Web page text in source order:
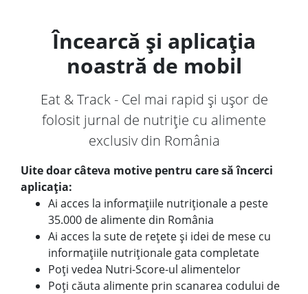
Încearcă și aplicația
noastră de mobil
Eat & Track - Cel mai rapid și ușor de
folosit jurnal de nutriție cu alimente
exclusiv din România
Uite doar câteva motive pentru care să încerci
aplicația:
Ai acces la informațiile nutriționale a peste
35.000 de alimente din România
Ai acces la sute de rețete și idei de mese cu
informațiile nutriționale gata completate
Poți vedea Nutri-Score-ul alimentelor
Poți căuta alimente prin scanarea codului de